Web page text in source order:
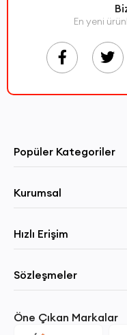
En yeni
Popüler Kategoriler
Kurumsal
Hızlı Erişim
Sözleşmeler
Öne Çıkan Markalar